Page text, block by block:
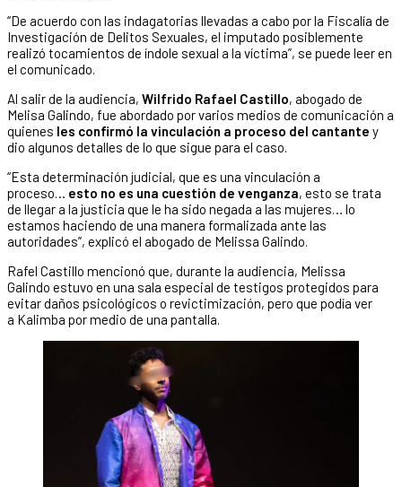
“De acuerdo con las indagatorias llevadas a cabo por la Fiscalía de
Investigación de Delitos Sexuales, el imputado posiblemente
realizó tocamientos de índole sexual a la víctima”, se puede leer en
el comunicado.
Al salir de la audiencia, Wilfrido Rafael Castillo, abogado de
Melisa Galindo, fue abordado por varios medios de comunicación a
quienes les confirmó la vinculación a proceso del cantante y
dio algunos detalles de lo que sigue para el caso.
“Esta determinación judicial, que es una vinculación a
proceso… esto no es una cuestión de venganza, esto se trata
de llegar a la justicia que le ha sido negada a las mujeres… lo
estamos haciendo de una manera formalizada ante las
autoridades”, explicó el abogado de Melissa Galindo.
Rafel Castillo mencionó que, durante la audiencia, Melissa
Galindo estuvo en una sala especial de testigos protegidos para
evitar daños psicológicos o revictimización, pero que podía ver
a Kalimba por medio de una pantalla.